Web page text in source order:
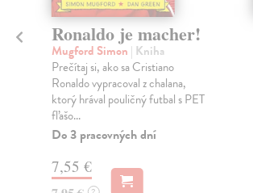
Ronaldo je macher!
Mugford Simon | Kniha
Prečítaj si, ako sa Cristiano
Ronaldo vypracoval z chalana,
ktorý hrával pouličný futbal s PET
fľašo...
Do 3 pracovných dní
7,55 €